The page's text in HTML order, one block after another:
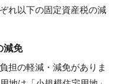
れ以下の固定資産税の減
減免
担の軽減・減免がありま